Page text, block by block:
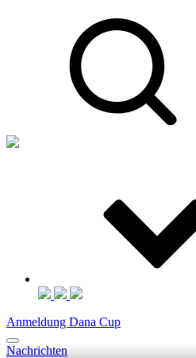
Anmeldung Dana Cup
Nachrichten